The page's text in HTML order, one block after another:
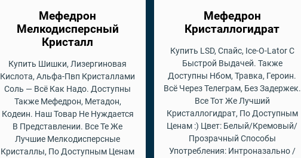
Мефедрон
Мелкодисперсный
Кристалл
Купить Шишки, Лизергиновая
Кислота, Альфа-Пвп Кристаллами
Соль — Всё Как Надо. Доступны
Также Мефедрон, Метадон,
Кодеин. Наш Товар Не Нуждается
В Представлении. Все Те Же
Лучшие Мелкодисперсные
Кристаллы, По Доступным Ценам
Мефедрон
Кристаллогидрат
Купить LSD, Спайс, Ice-O-Lator С
Быстрой Выдачей. Также
Доступны Нбом, Травка, Героин.
Всё Через Телеграм, Без Задержек.
Все Тот Же Лучший
Кристаллогидрат, По Доступным
Ценам :) Цвет: Белый/Кремовый/
Прозрачный Способы
Употребления: Интроназально /